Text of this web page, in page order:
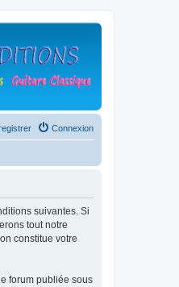
Connexion
suivantes. Si
tout notre
constitue votre
forum publiée sous